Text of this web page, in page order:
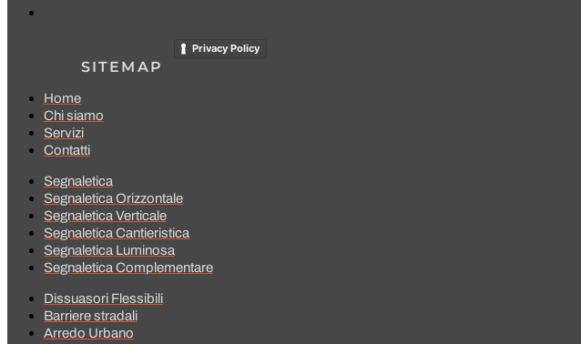
Privacy Policy
SITEMAP
Home
Chi siamo
Servizi
Contatti
Segnaletica
Segnaletica Orizzontale
Segnaletica Verticale
Segnaletica Cantieristica
Segnaletica Luminosa
Segnaletica Complementare
Dissuasori Flessibili
Barriere stradali
Arredo Urbano